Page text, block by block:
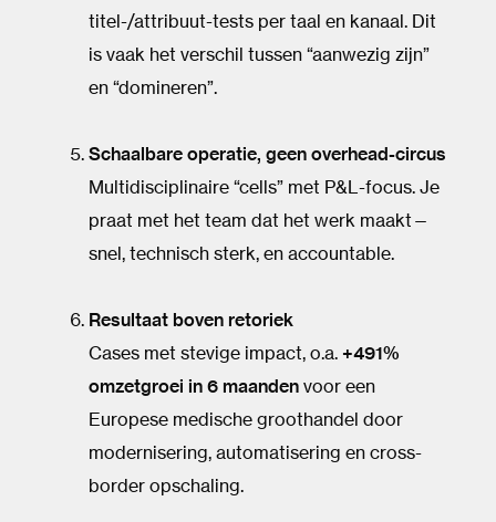
titel-/attribuut-tests per taal en kanaal. Dit
is vaak het verschil tussen “aanwezig zijn”
en “domineren”.
Schaalbare operatie, geen overhead-circus
Multidisciplinaire “cells” met P&L-focus. Je
praat met het team dat het werk maakt—
snel, technisch sterk, en accountable.
Resultaat boven retoriek
Cases met stevige impact, o.a. +491%
omzetgroei in 6 maanden voor een
Europese medische groothandel door
modernisering, automatisering en cross-
border opschaling.